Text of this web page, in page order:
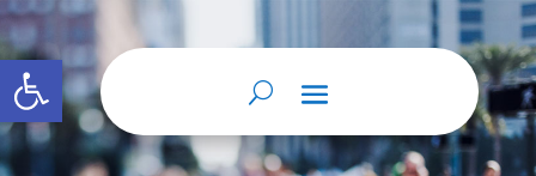
Abrir barra de herramientas